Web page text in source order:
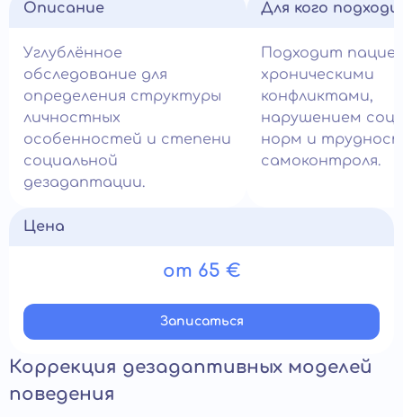
Описание
Углублённое
обследование для
определения структуры
личностных
особенностей и степени
социальной
дезадаптации.
Для кого
Подходит
хроническими
конфликтами,
нарушением
норм и
самоконтроля.
Цена
от 65 €
Записатьcя
Коррекция дезадаптивных моделей
поведения